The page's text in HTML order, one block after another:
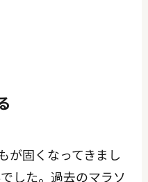
が固くなってきまし
した。過去のマラソ